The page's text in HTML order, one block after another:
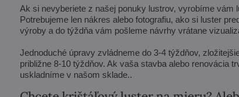
Ak si nevyberiete z našej ponuky lustrov, vyrobíme vám
Potrebujeme len nákres alebo fotografiu, ako si luster
výroby a do týždňa vám pošleme návrhy vrátane
Jednoduché úpravy zvládneme do 3-4 týždňov,
približne 8-10 týždňov. Ak vaša stavba alebo renovácia
uskladníme v našom sklade..